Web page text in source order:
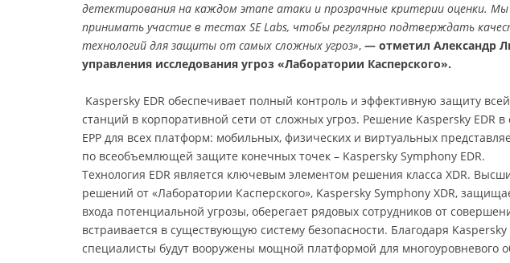
детектирования на каждом этапе атаки и прозрачные критерии оценки.
принимать участие в тестах SE Labs, чтобы регулярно подтверждать
технологий для защиты от самых сложных угроз», — отметил Александр
управления исследования угроз «Лаборатории Касперского».
Kaspersky EDR обеспечивает полный контроль и эффективную защиту
станций в корпоративной сети от сложных угроз. Решение Kaspersky EDR
EPP для всех платформ: мобильных, физических и виртуальных
по всеобъемлющей защите конечных точек – Kaspersky Symphony EDR.
Технология EDR является ключевым элементом решения класса XDR.
решений от «Лаборатории Касперского», Kaspersky Symphony XDR,
входа потенциальной угрозы, оберегает рядовых сотрудников от
встраивается в существующую систему безопасности. Благодаря
специалисты будут вооружены мощной платформой для многоуровневого